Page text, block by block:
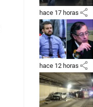
hace 17 horas share
hace 12 horas share